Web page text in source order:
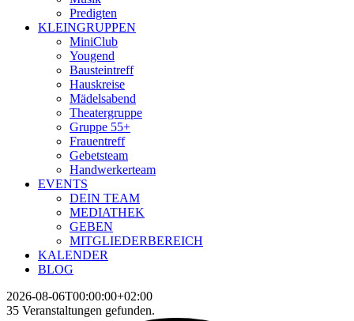
Predigten
KLEINGRUPPEN
MiniClub
Yougend
Bausteintreff
Hauskreise
Mädelsabend
Theatergruppe
Gruppe 55+
Frauentreff
Gebetsteam
Handwerkerteam
EVENTS
DEIN TEAM
MEDIATHEK
GEBEN
MITGLIEDERBEREICH
KALENDER
BLOG
2026-08-06T00:00:00+02:00
35 Veranstaltungen gefunden.